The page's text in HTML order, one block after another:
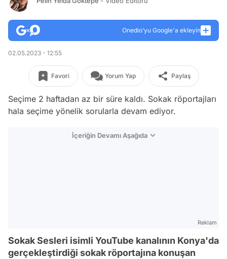
Onedio’yu Google'a ekleyin
02.05.2023 - 12:55
Favori Yorum Yap Paylaş
Seçime 2 haftadan az bir süre kaldı. Sokak röportajları
hala seçime yönelik sorularla devam ediyor.
İçeriğin Devamı Aşağıda
Reklam
Sokak Sesleri isimli YouTube kanalının Konya'da
gerçekleştirdiği sokak röportajına konuşan